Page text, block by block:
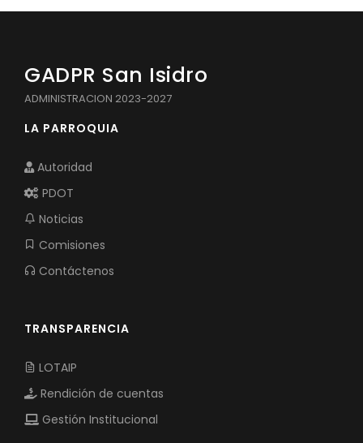
Ejecución Presupuestaria
GADPR San Isidro
ADMINISTRACION 2023-2027
LA PARROQUIA
Autoridad
PDOT
Noticias
Comisiones
Contáctenos
TRANSPARENCIA
LOTAIP
Rendición de cuentas
Gestión Institucional